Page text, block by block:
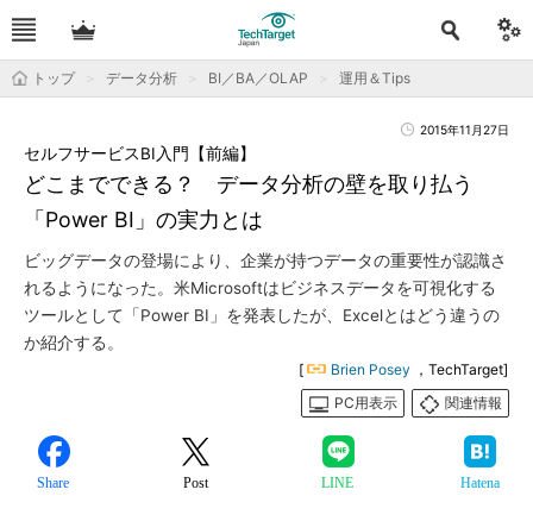
トップ データ分析 BI／BA／OLAP 運用＆Tips
2015年11月27日
どこまでできる？ データ分析の壁を取り払う
「Power BI」の実力とは
セルフサービスBI入門【前編】
ビッグデータの登場により、企業が持つデータの重要性が認識さ
れるようになった。米Microsoftはビジネスデータを可視化する
ツールとして「Power BI」を発表したが、Excelとはどう違うの
か紹介する。
[ Brien Posey ，TechTarget]
PC用表示
関連情報
Share Post LINE Hatena